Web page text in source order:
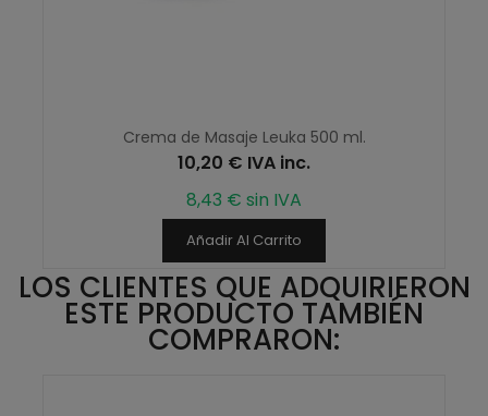
Crema de Masaje Leuka 500 ml.
10,20 € IVA inc.
8,43 € sin IVA
Añadir Al Carrito
LOS CLIENTES QUE ADQUIRIERON
ESTE PRODUCTO TAMBIÉN
COMPRARON: